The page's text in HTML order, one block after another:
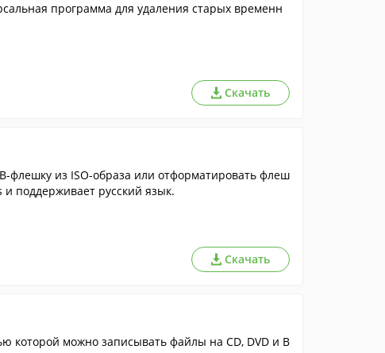
программа для удаления старых временн
Скачать
флешку из ISO-образа или отформатировать флеш
и поддерживает русский язык.
Скачать
которой можно записывать файлы на CD, DVD и B